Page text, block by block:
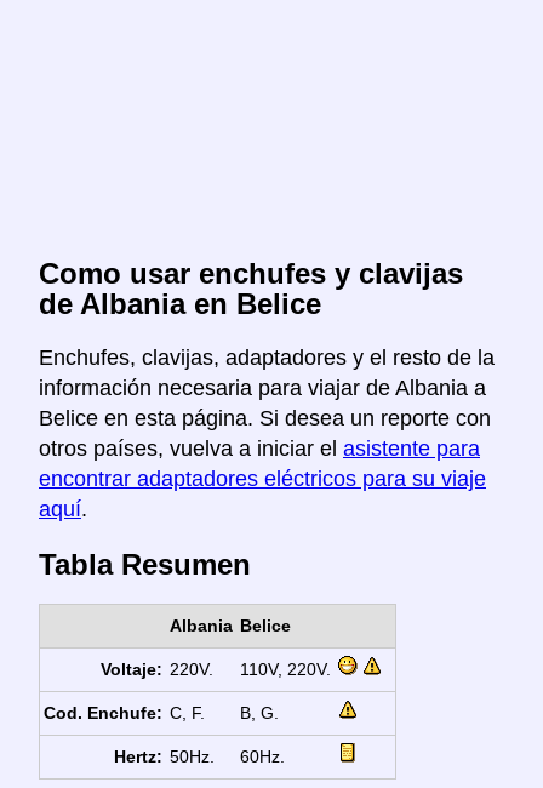
Como usar enchufes y clavijas
de Albania en Belice
Enchufes, clavijas, adaptadores y el resto de la
información necesaria para viajar de Albania a
Belice en esta página. Si desea un reporte con
otros países, vuelva a iniciar el asistente para
encontrar adaptadores eléctricos para su viaje
aquí.
Tabla Resumen
Albania Belice
Voltaje: 220V. 110V, 220V.
Cod. Enchufe: C, F. B, G.
Hertz: 50Hz. 60Hz.